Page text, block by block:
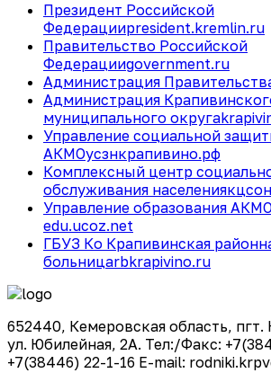
Президент Российской
Федерацииpresident.kremlin.ru
Правительство Российской
Федерацииgovernment.ru
Администрация
Администрация
муниципального округа
Управление социальной
АКМОусзнкрапивино.рф
Комплексный центр
обслуживания населения
Управление образования
edu.ucoz.net
ГБУЗ Ко Крапивинская
больницаrbkrapivino.ru
652440, Кемеровская область,
ул. Юбилейная, 2А. Тел:/Факс:
+7(38446) 22-1-16 E-mail: